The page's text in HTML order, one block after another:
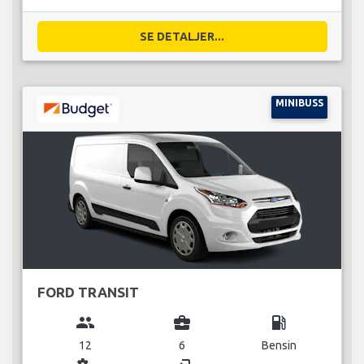
SE DETALJER...
MINIBUSS
FORD TRANSIT
group
12
business_center
6
local_gas_station
Bensin